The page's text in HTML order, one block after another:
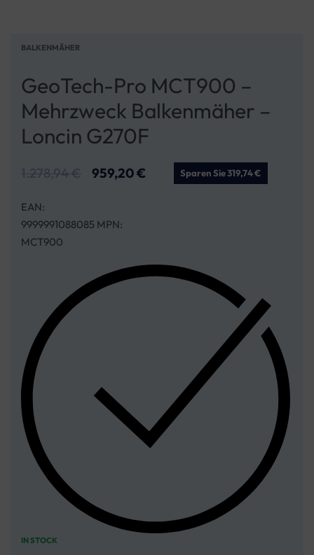
BALKENMÄHER
GeoTech-Pro MCT900 –
Mehrzweck Balkenmäher –
Loncin G270F
1.278,94€ 959,20€ Sparen Sie 319,74 €
EAN:
9999991088085 MPN:
MCT900
IN STOCK